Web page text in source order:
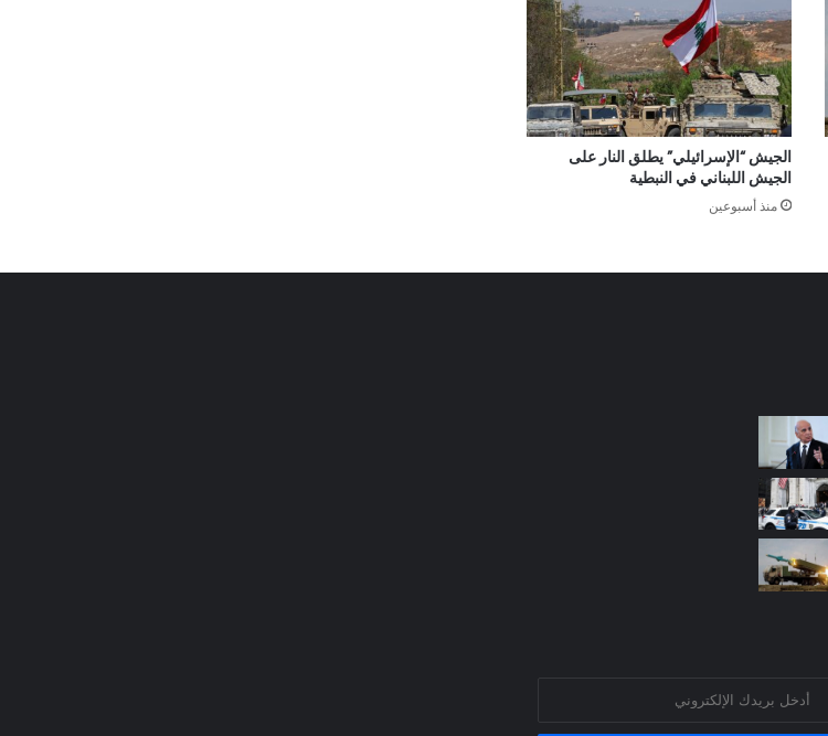
الجيش “الإسرائيلي” يطلق النار على
الجيش اللبناني في النبطية
منذ أسبوعين